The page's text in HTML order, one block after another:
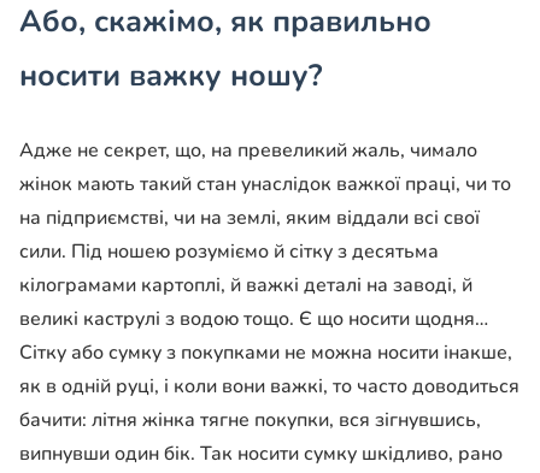
Або, скажімо, як правильно
носити важку ношу?
Адже не секрет, що, на превеликий жаль, чимало
жінок мають такий стан унаслідок важкої праці, чи то
на підприємстві, чи на землі, яким віддали всі свої
сили. Під ношею розуміємо й сітку з десятьма
кілограмами картоплі, й важкі деталі на заводі, й
великі каструлі з водою тощо. Є що носити щодня…
Сітку або сумку з покупками не можна носити інакше,
як в одній руці, і коли вони важкі, то часто доводиться
бачити: літня жінка тягне покупки, вся зігнувшись,
випнувши один бік. Так носити сумку шкідливо, рано